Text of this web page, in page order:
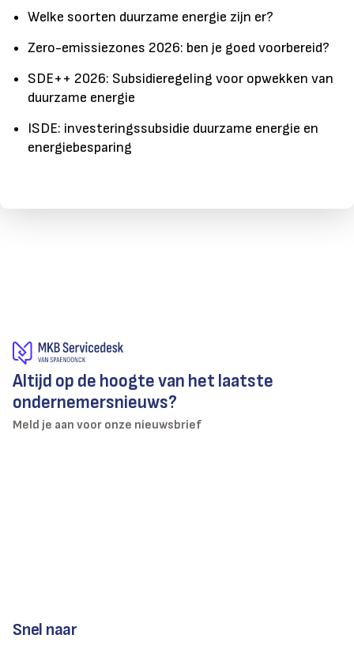
Welke soorten duurzame energie zijn er?
Zero-emissiezones 2026: ben je goed voorbereid?
SDE++ 2026: Subsidieregeling voor opwekken van
duurzame energie
ISDE: investeringssubsidie duurzame energie en
energiebesparing
Altijd op de hoogte van het laatste
ondernemersnieuws?
Meld je aan voor onze nieuwsbrief
Snel naar